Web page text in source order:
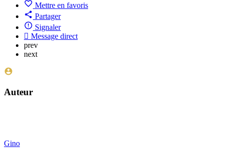
Mettre en favoris
Partager
Signaler
Message direct
prev
next
Auteur
Gino